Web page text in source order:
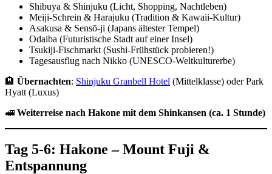
Shibuya & Shinjuku (Licht, Shopping, Nachtleben)
Meiji-Schrein & Harajuku (Tradition & Kawaii-Kultur)
Asakusa & Sensō-ji (Japans ältester Tempel)
Odaiba (Futuristische Stadt auf einer Insel)
Tsukiji-Fischmarkt (Sushi-Frühstück probieren!)
Tagesausflug nach Nikko (UNESCO-Weltkulturerbe)
🏨 Übernachten: Shinjuku Granbell Hotel (Mittelklasse) oder Park
Hyatt (Luxus)
🚅 Weiterreise nach Hakone mit dem Shinkansen (ca. 1 Stunde)
Tag 5-6: Hakone – Mount Fuji &
Entspannung